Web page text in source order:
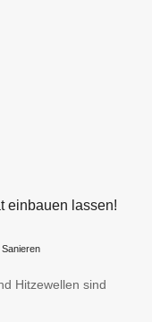
einbauen lassen!
Sanieren
Hitzewellen sind